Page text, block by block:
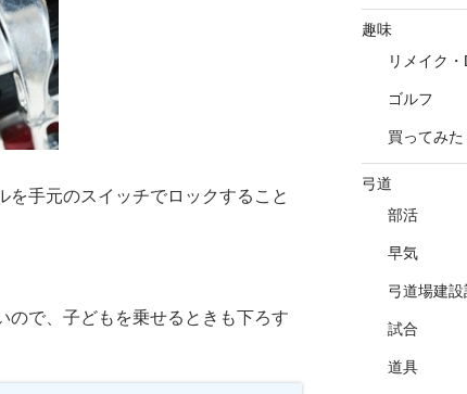
を手元のスイッチでロックすること
ので、子どもを乗せるときも下ろす
趣味
リメイク・
ゴルフ
買ってみた
弓道
部活
早気
弓道場建設
試合
道具